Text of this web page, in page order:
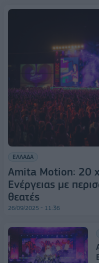
ΕΛΛΑΔΑ
Amita Motion: 20
Ενέργειας με
θεατές
26/09/2025 - 11:36